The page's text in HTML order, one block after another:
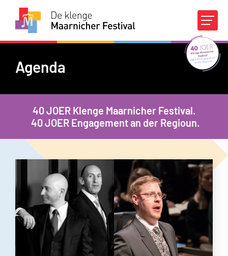
Appuis financiers Médias Contact
FR | DE
Agenda
À propos du DKMF
Infos pratiques
Agenda
40 JOER Klenge Maarnicher Festival.
40 JOER Engagement an der Regioun.